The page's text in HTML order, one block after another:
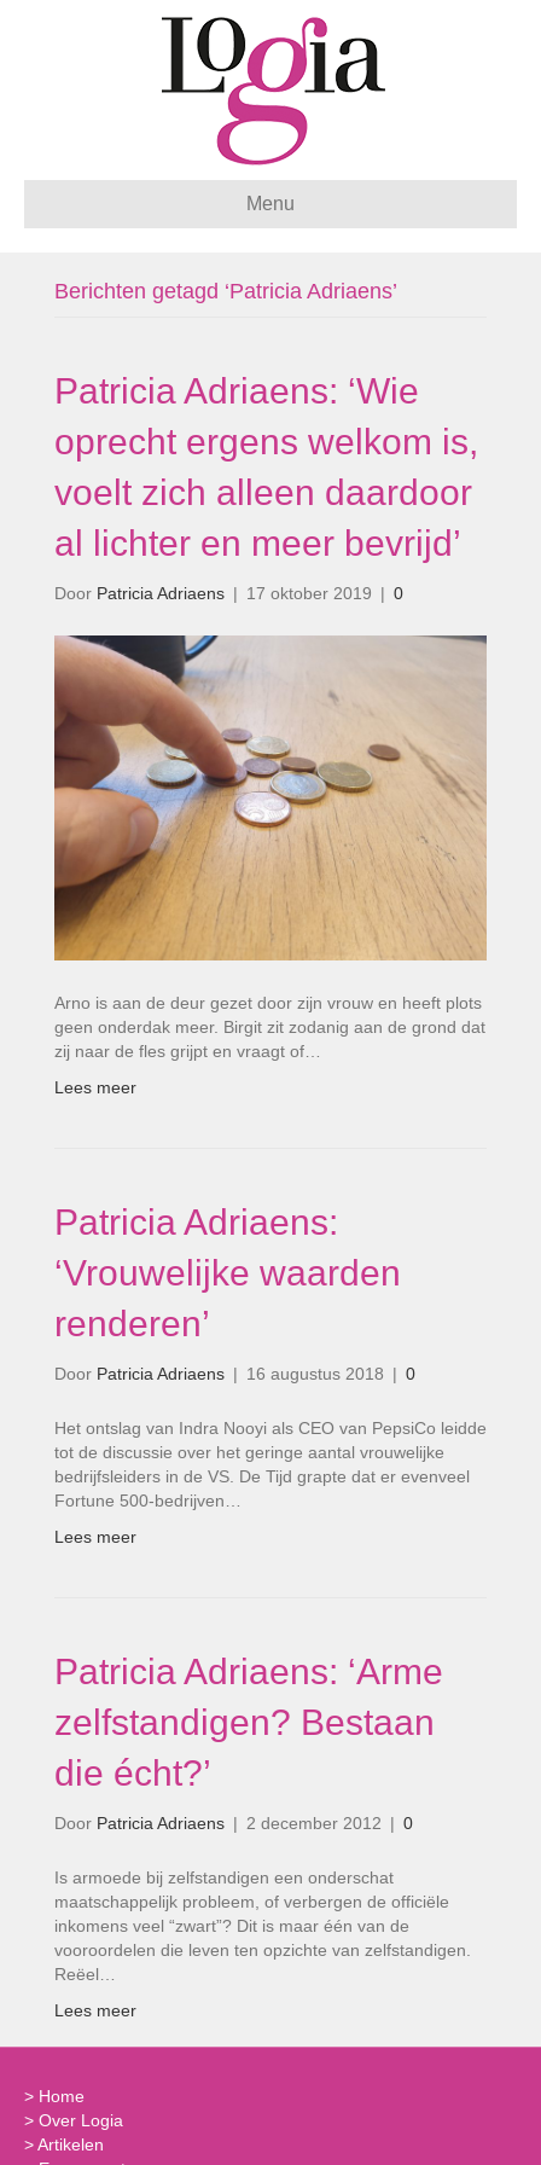
Menu
Berichten getagd ‘Patricia Adriaens’
Patricia Adriaens: ‘Wie
oprecht ergens welkom is,
voelt zich alleen daardoor
al lichter en meer bevrijd’
Door Patricia Adriaens | 17 oktober 2019 | 0
Arno is aan de deur gezet door zijn vrouw en heeft plots
geen onderdak meer. Birgit zit zodanig aan de grond dat
zij naar de fles grijpt en vraagt of…
Lees meer
Patricia Adriaens:
‘Vrouwelijke waarden
renderen’
Door Patricia Adriaens | 16 augustus 2018 | 0
Het ontslag van Indra Nooyi als CEO van PepsiCo leidde
tot de discussie over het geringe aantal vrouwelijke
bedrijfsleiders in de VS. De Tijd grapte dat er evenveel
Fortune 500-bedrijven…
Lees meer
Patricia Adriaens: ‘Arme
zelfstandigen? Bestaan
die écht?’
Door Patricia Adriaens | 2 december 2012 | 0
Is armoede bij zelfstandigen een onderschat
maatschappelijk probleem, of verbergen de officiële
inkomens veel “zwart”? Dit is maar één van de
vooroordelen die leven ten opzichte van zelfstandigen.
Reëel…
Lees meer
> Home
> Over Logia
>Artikelen